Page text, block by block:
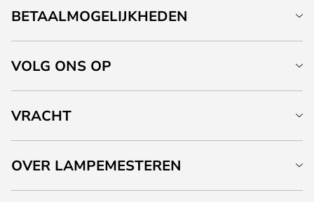
BETAALMOGELIJKHEDEN
VOLG ONS OP
VRACHT
OVER LAMPEMESTEREN